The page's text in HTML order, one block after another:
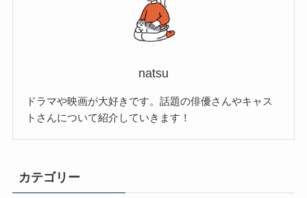
natsu
ドラマや映画が大好きです。話題の俳優さんやキャス
トさんについて紹介していきます！
カテゴリー